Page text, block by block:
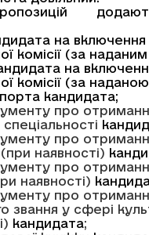
на
комісії (за
на
комісії (за
кандидата;
про
про
наявності)
про
наявності)
про
звання у сфері
кандидата;